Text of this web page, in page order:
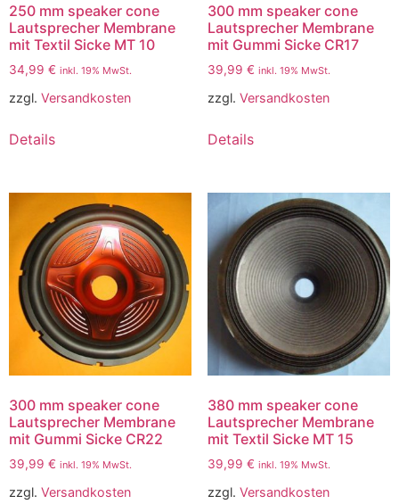
250 mm speaker cone
Lautsprecher Membrane
mit Textil Sicke MT 10
34,99 € inkl. 19% MwSt.
zzgl. Versandkosten
Details
300 mm speaker cone
Lautsprecher Membrane
mit Gummi Sicke CR17
39,99 € inkl. 19% MwSt.
zzgl. Versandkosten
Details
300 mm speaker cone
Lautsprecher Membrane
mit Gummi Sicke CR22
39,99 € inkl. 19% MwSt.
zzgl. Versandkosten
380 mm speaker cone
Lautsprecher Membrane
mit Textil Sicke MT 15
39,99 € inkl. 19% MwSt.
zzgl. Versandkosten